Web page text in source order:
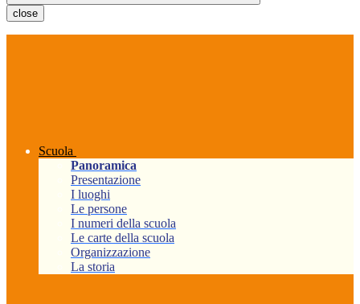
close
Scuola
Panoramica
Presentazione
I luoghi
Le persone
I numeri della scuola
Le carte della scuola
Organizzazione
La storia